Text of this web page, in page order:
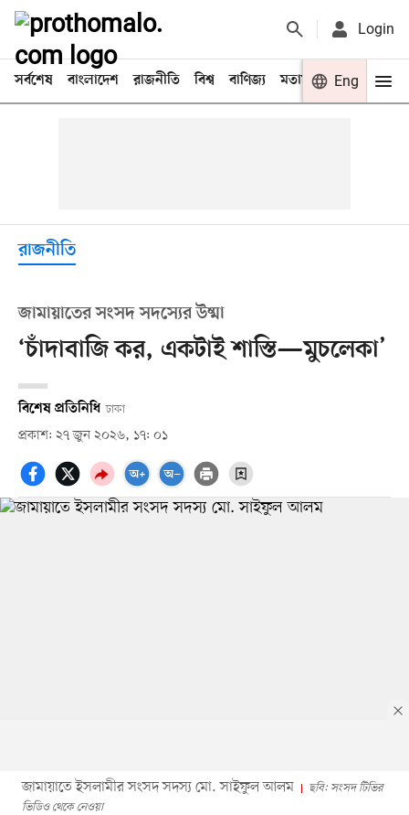
Login
সর্বশেষ বাংলাদেশ রাজনীতি বিশ্ব বাণিজ্য মতামত খেলা
Eng
রাজনীতি
জামায়াতের সংসদ সদস্যের উষ্মা
‘চাঁদাবাজি কর, একটাই শাস্তি—মুচলেকা’
বিশেষ প্রতিনিধি ঢাকা
প্রকাশ: ২৭ জুন ২০২৬, ১৭: ০১
জামায়াতে ইসলামীর সংসদ সদস্য মো. সাইফুল আলম
ছবি: সংসদ টিভির
ভিডিও থেকে নেওয়া